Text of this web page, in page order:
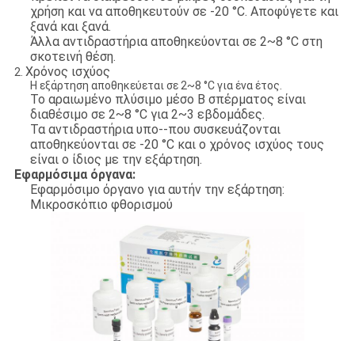
χρήση και να αποθηκευτούν σε -20 °C. Αποφύγετε και
ξανά και ξανά.
Άλλα αντιδραστήρια αποθηκεύονται σε 2~8 °C στη
σκοτεινή θέση.
2. Χρόνος ισχύος
Η εξάρτηση αποθηκεύεται σε 2~8 °C για ένα έτος.
Το αραιωμένο πλύσιμο μέσο Β σπέρματος είναι
διαθέσιμο σε 2~8 °C για 2~3 εβδομάδες.
Τα αντιδραστήρια υπο--που συσκευάζονται
αποθηκεύονται σε -20 °C και ο χρόνος ισχύος τους
είναι ο ίδιος με την εξάρτηση.
Εφαρμόσιμα όργανα:
Εφαρμόσιμο όργανο για αυτήν την εξάρτηση:
Μικροσκόπιο φθορισμού